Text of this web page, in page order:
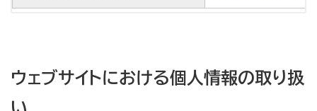
ウェブサイトにおける個人情報の取り扱
い